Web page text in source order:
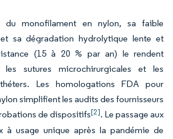
du monofilament en nylon, sa faible
sa dégradation hydrolytique lente et
(15 à 20 % par an) le rendent
les sutures microchirurgicales et les
Les homologations FDA pour
simplifient les audits des fournisseurs
de dispositifs[2]. Le passage aux
à usage unique après la pandémie de